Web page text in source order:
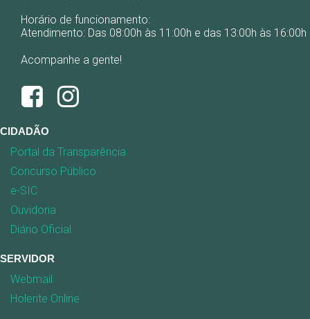
Horário de funcionamento:
Atendimento: Das 08:00h às 11:00h e das 13:00h às 16:00h
Acompanhe a gente!
CIDADÃO
Portal da Transparência
Concurso Público
e-SIC
Ouvidoria
Diário Oficial
SERVIDOR
Webmail
Holerite Online